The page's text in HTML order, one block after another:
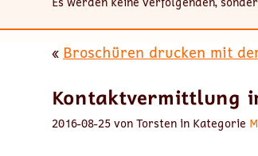
« Broschüren drucken mit
Kontaktvermittlung
2016-08-25 von Torsten in Kategorie